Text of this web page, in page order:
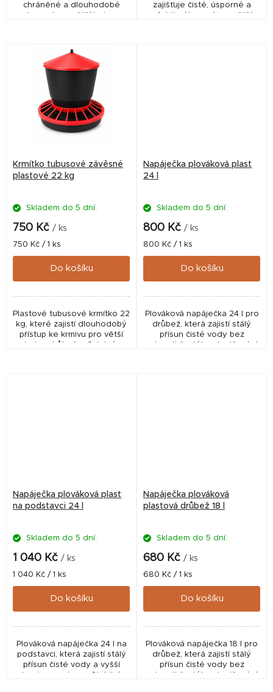
chráněné a dlouhodobé
krmení pro větší hejna
zajišťuje čisté, úsporné a
efektivní krmení pro větší
Krmítko tubusové závěsné
plastové 22 kg
Skladem do 5 dní.
750 Kč / ks
Měrná
cena:
750 Kč / 1 ks
Do košíku
Plastové tubusové krmítko 22
kg, které zajistí dlouhodobý
přístup ke krmivu pro větší
Napáječka plováková plast
24 l
Skladem do 5 dní.
800 Kč / ks
Měrná
cena:
800 Kč / 1 ks
Do košíku
Plováková napáječka 24 l pro
drůbež, která zajistí stálý
přísun čisté vody bez
Napáječka plováková plast
na podstavci 24 l
Skladem do 5 dní.
1 040 Kč / ks
Měrná
cena:
1 040 Kč / 1 ks
Do košíku
Plováková napáječka 24 l na
podstavci, která zajistí stálý
přísun čisté vody a vyšší
hygienu v chovu. Stabilní,
Napáječka plováková
plastová drůbež 18 l
Skladem do 5 dní.
680 Kč / ks
Měrná
cena:
680 Kč / 1 ks
Do košíku
Plováková napáječka 18 l pro
drůbež, která zajistí stálý
přísun čisté vody bez
nutnosti častého doplňování.